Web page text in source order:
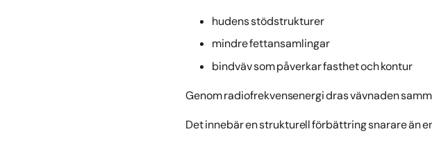
hudens stödstrukturer
mindre fettansamlingar
bindväv som påverkar fasthet och kontur
Genom radiofrekvensenergi dras vävnaden
Det innebär en strukturell förbättring snarare än